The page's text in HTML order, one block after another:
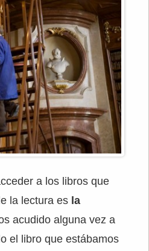
a los libros que
la lectura es la
acudido alguna vez a
el libro que estábamos